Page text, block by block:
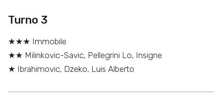
Turno 3
★★★ Immobile
★★ Milinkovic-Savic, Pellegrini Lo, Insigne
★ Ibrahimovic, Dzeko, Luis Alberto